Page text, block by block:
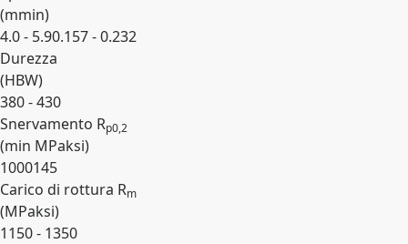
(mmin)
4.0 - 5.90.157 - 0.232
Durezza
(HBW)
380 - 430
Snervamento Rp0,2
(min MPaksi)
1000145
Carico di rottura Rm
(MPaksi)
1150 - 1350